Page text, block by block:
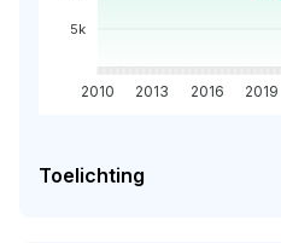
5k
2010 2013 2016 2019
Toelichting